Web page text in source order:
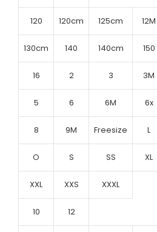
120 120cm 125cm 12M
130cm 140 140cm 150
16 2 3 3M
5 6 6M 6x
8 9M Freesize L
O S SS XL
XXL XXS XXXL
10 12